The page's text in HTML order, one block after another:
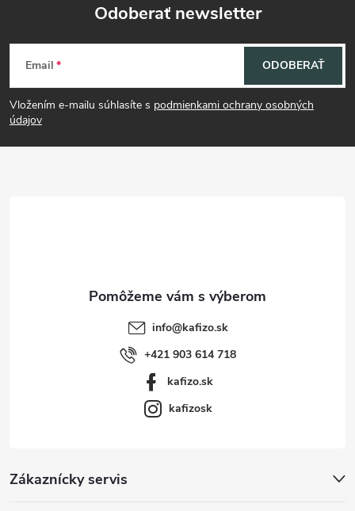
Z
á
p
Odoberať newsletter
Email
Vložením e-mailu súhlasíte s podmienkami ochrany osobných
údajov
ODOBERAŤ
Zákaznícky servis
info@kafizo.sk
+421 903 614 718
kafizo.sk
kafizosk